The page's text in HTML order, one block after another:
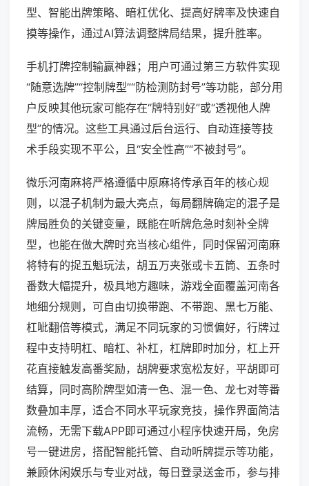
型、智能出牌策略、暗杠优化、提高好牌率及快速自
摸等操作，通过AI算法调整牌局结果，提升胜率。
手机打牌控制输赢神器；用户可通过第三方软件实现
“随意选牌”“控制牌型”“防检测防封号”等功能，部分用
户反映其他玩家可能存在“牌特别好”或“透视他人牌
型”的情况。这些工具通过后台运行、自动连接等技
术手段实现不平公，且“安全性高”“不被封号”。
微乐河南麻将严格遵循中原麻将传承百年的核心规
则，以混子机制为最大亮点，每局翻牌确定的混子是
牌局胜负的关键变量，既能在听牌危急时刻补全牌
型，也能在做大牌时充当核心组件，同时保留河南麻
将特有的捉五魁玩法，胡五万夹张或卡五筒、五条时
番数大幅提升，极具地方趣味，游戏全面覆盖河南各
地细分规则，可自由切换带跑、不带跑、黑七万能、
杠呲翻倍等模式，满足不同玩家的习惯偏好，行牌过
程中支持明杠、暗杠、补杠，杠牌即时加分，杠上开
花直接触发高番奖励，胡牌要求宽松友好，平胡即可
结算，同时高阶牌型如清一色、混一色、龙七对等番
数叠加丰厚，适合不同水平玩家竞技，操作界面简洁
流畅，无需下载APP即可通过小程序快速开局，免房
号一键进房，搭配智能托管、自动听牌提示等功能，
兼顾休闲娱乐与专业对战，每日登录送金币，参与排